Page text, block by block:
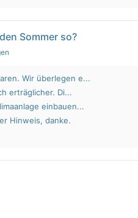
Sommer so?
Wir überlegen e...
erträglicher. Di...
einbauen...
Hinweis, danke.